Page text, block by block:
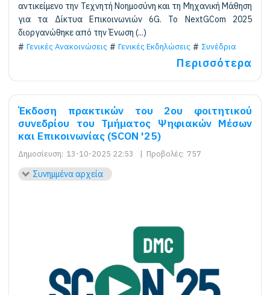
αντικείμενο την Τεχνητή Νοημοσύνη και τη Μηχανική Μάθηση
για τα Δίκτυα Επικοινωνιών 6G. Το NextGCom 2025
διοργανώθηκε από την Ένωση (...)
Γενικές Ανακοινώσεις
Γενικές Εκδηλώσεις Συνέδρια
Περισσότερα
Έκδοση πρακτικών του 2ου φοιτητικού
συνεδρίου του Τμήματος Ψηφιακών Μέσων
και Επικοινωνίας (SCON '25)
Δημοσίευση: 13-10-2025 22:53 | Προβολές: 757
Συνημμένα αρχεία